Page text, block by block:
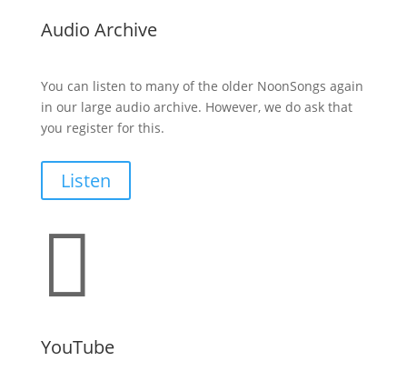
Audio Archive
You can listen to many of the older NoonSongs again
in our large audio archive. However, we do ask that
you register for this.
Listen

YouTube